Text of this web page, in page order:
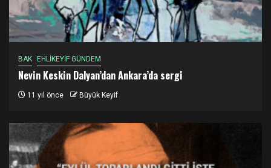
BAK EHLİKEYİF GÜNDEM
Nevin Keskin Dalyan’dan Ankara’da sergi
11 yıl önce Büyük Keyif